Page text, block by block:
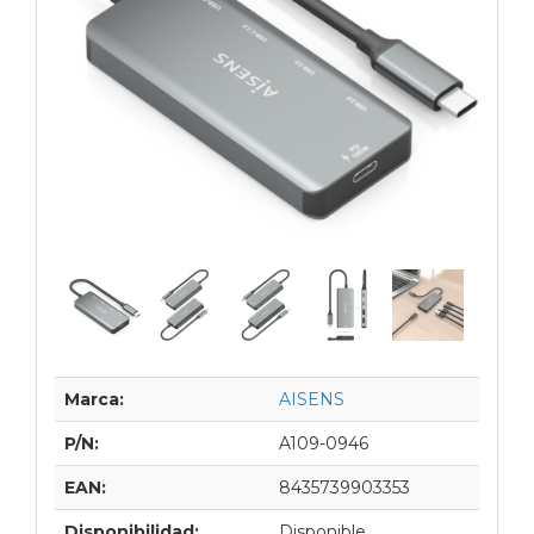
Marca: AISENS
P/N: A109-0946
EAN: 8435739903353